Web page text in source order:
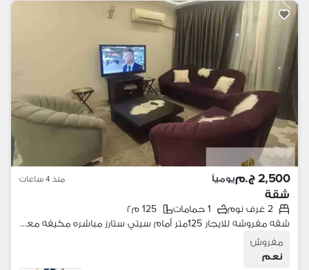
2,500 ج.م يومياً منذ 4 ساعات
شقة
2 غرف نوم 1 حمامات
125 م٢
شقه مفروشه للايجار 125متر أمام سيتي ستارز مباشره مكيفه معقمه بها انترنت واي فاي ايجار يومي وشهري من المالك مباشره
مفروش
نعم